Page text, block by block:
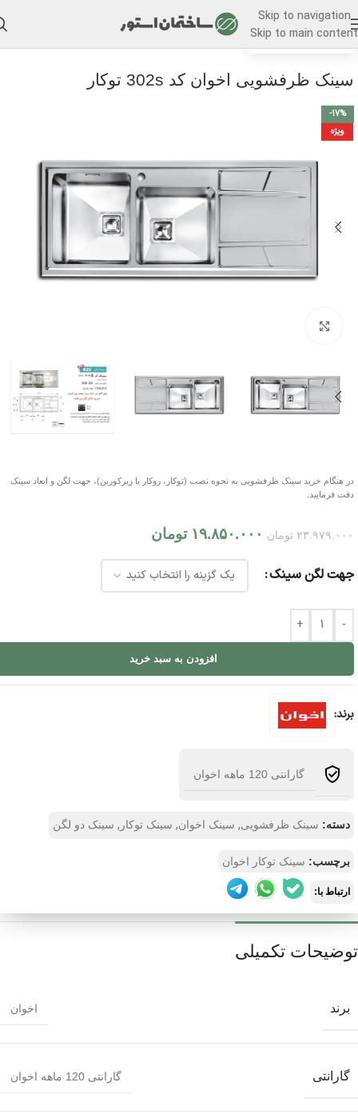
Skip to navigation
Skip to main content
خانه/سینک ظرفشویی
سینک ظرفشویی اخوان کد 302s توکار
-17%
ویژه
در هنگام خرید سینک ظرفشویی به نحوه نصب (توکار، روکار یا زیرکورین)، جهت لگن و ابعاد سینک
دقت فرمایید.
۲۳.۹۷۹.۰۰۰ تومان ۱۹.۸۵۰.۰۰۰ تومان
جهت لگن سینک
-
+
افزودن به سبد خرید
برند:
گارانتی 120 ماهه اخوان
دسته: سینک ظرفشویی, سینک اخوان, سینک توکار , سینک دو لگن
برچسب: سینک توکار اخوان
ارتباط با:
توضیحات تکمیلی
برند اخوان
گارانتی گارانتی 120 ماهه اخوان